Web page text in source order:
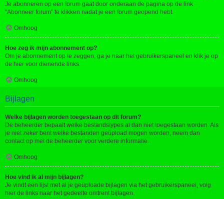
Je abonneren op een forum gaat door onderaan de pagina op de link
“Abonneer forum” te klikken nadat je een forum geopend hebt.
Omhoog
Hoe zeg ik mijn abonnement op?
Om je abonnement op te zeggen, ga je naar het gebruikerspaneel en klik je op
de hier voor dienende links.
Omhoog
Bijlagen
Welke bijlagen worden toegestaan op dit forum?
De beheerder bepaalt welke bestandstypes al dan niet toegestaan worden. Als
je niet zeker bent welke bestanden geüpload mogen worden, neem dan
contact op met de beheerder voor verdere informatie.
Omhoog
Hoe vind ik al mijn bijlagen?
Je vindt een lijst met al je geüploade bijlagen via het gebruikerspaneel, volg
hier de links naar het gedeelte omtrent bijlagen.